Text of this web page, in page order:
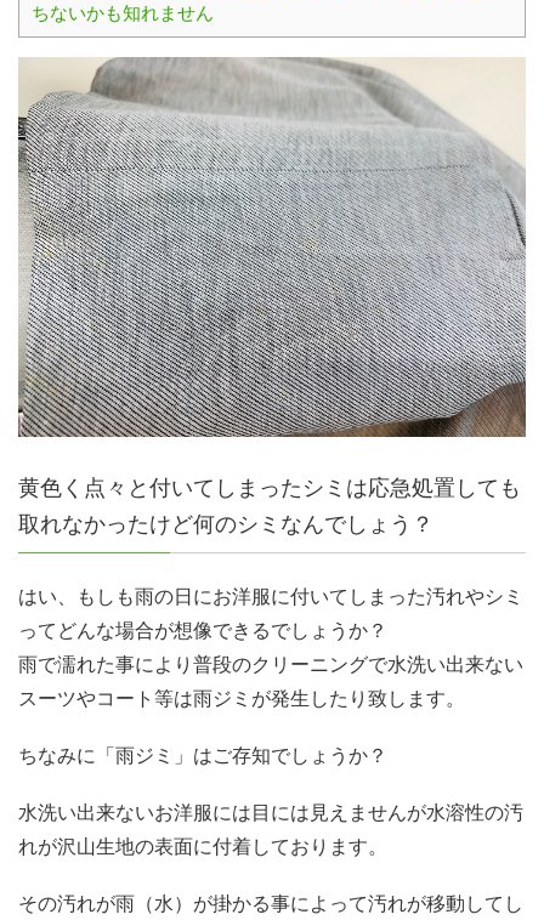
ちないかも知れません
黄色く点々と付いてしまったシミは応急処置しても
取れなかったけど何のシミなんでしょう？
はい、もしも雨の日にお洋服に付いてしまった汚れやシミ
ってどんな場合が想像できるでしょうか？
雨で濡れた事により普段のクリーニングで水洗い出来ない
スーツやコート等は雨ジミが発生したり致します。
ちなみに「雨ジミ」はご存知でしょうか？
水洗い出来ないお洋服には目には見えませんが水溶性の汚
れが沢山生地の表面に付着しております。
その汚れが雨（水）が掛かる事によって汚れが移動してし